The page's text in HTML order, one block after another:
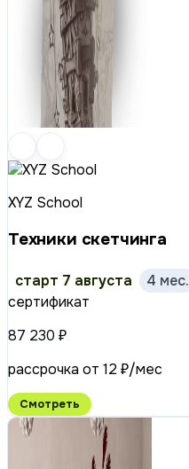
XYZ School
Техники скетчинга
старт 7 августа
4 мес.
сертификат
87 230 ₽
рассрочка от 12 ₽/мес
Смотреть